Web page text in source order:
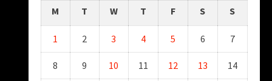
M T W T F S S
1 2 3 4 5 6 7
8 9 10 11 12 13 14